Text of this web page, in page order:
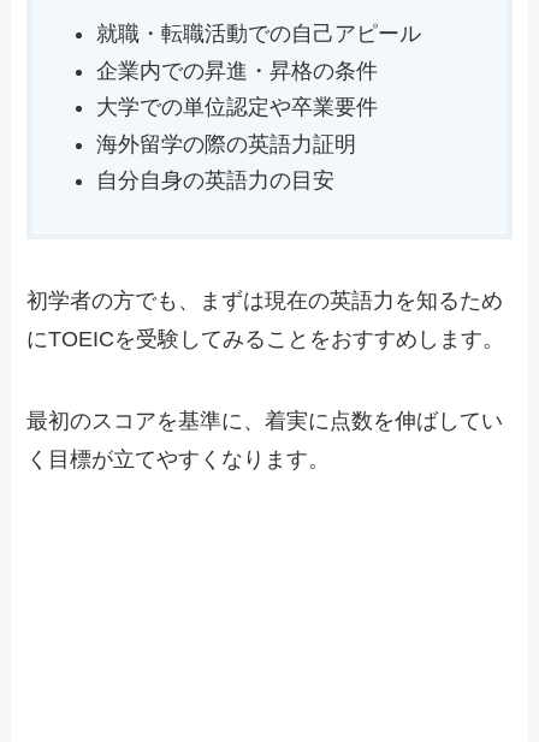
就職・転職活動での自己アピール
企業内での昇進・昇格の条件
大学での単位認定や卒業要件
海外留学の際の英語力証明
自分自身の英語力の目安
初学者の方でも、まずは現在の英語力を知るため
にTOEICを受験してみることをおすすめします。
最初のスコアを基準に、着実に点数を伸ばしてい
く目標が立てやすくなります。